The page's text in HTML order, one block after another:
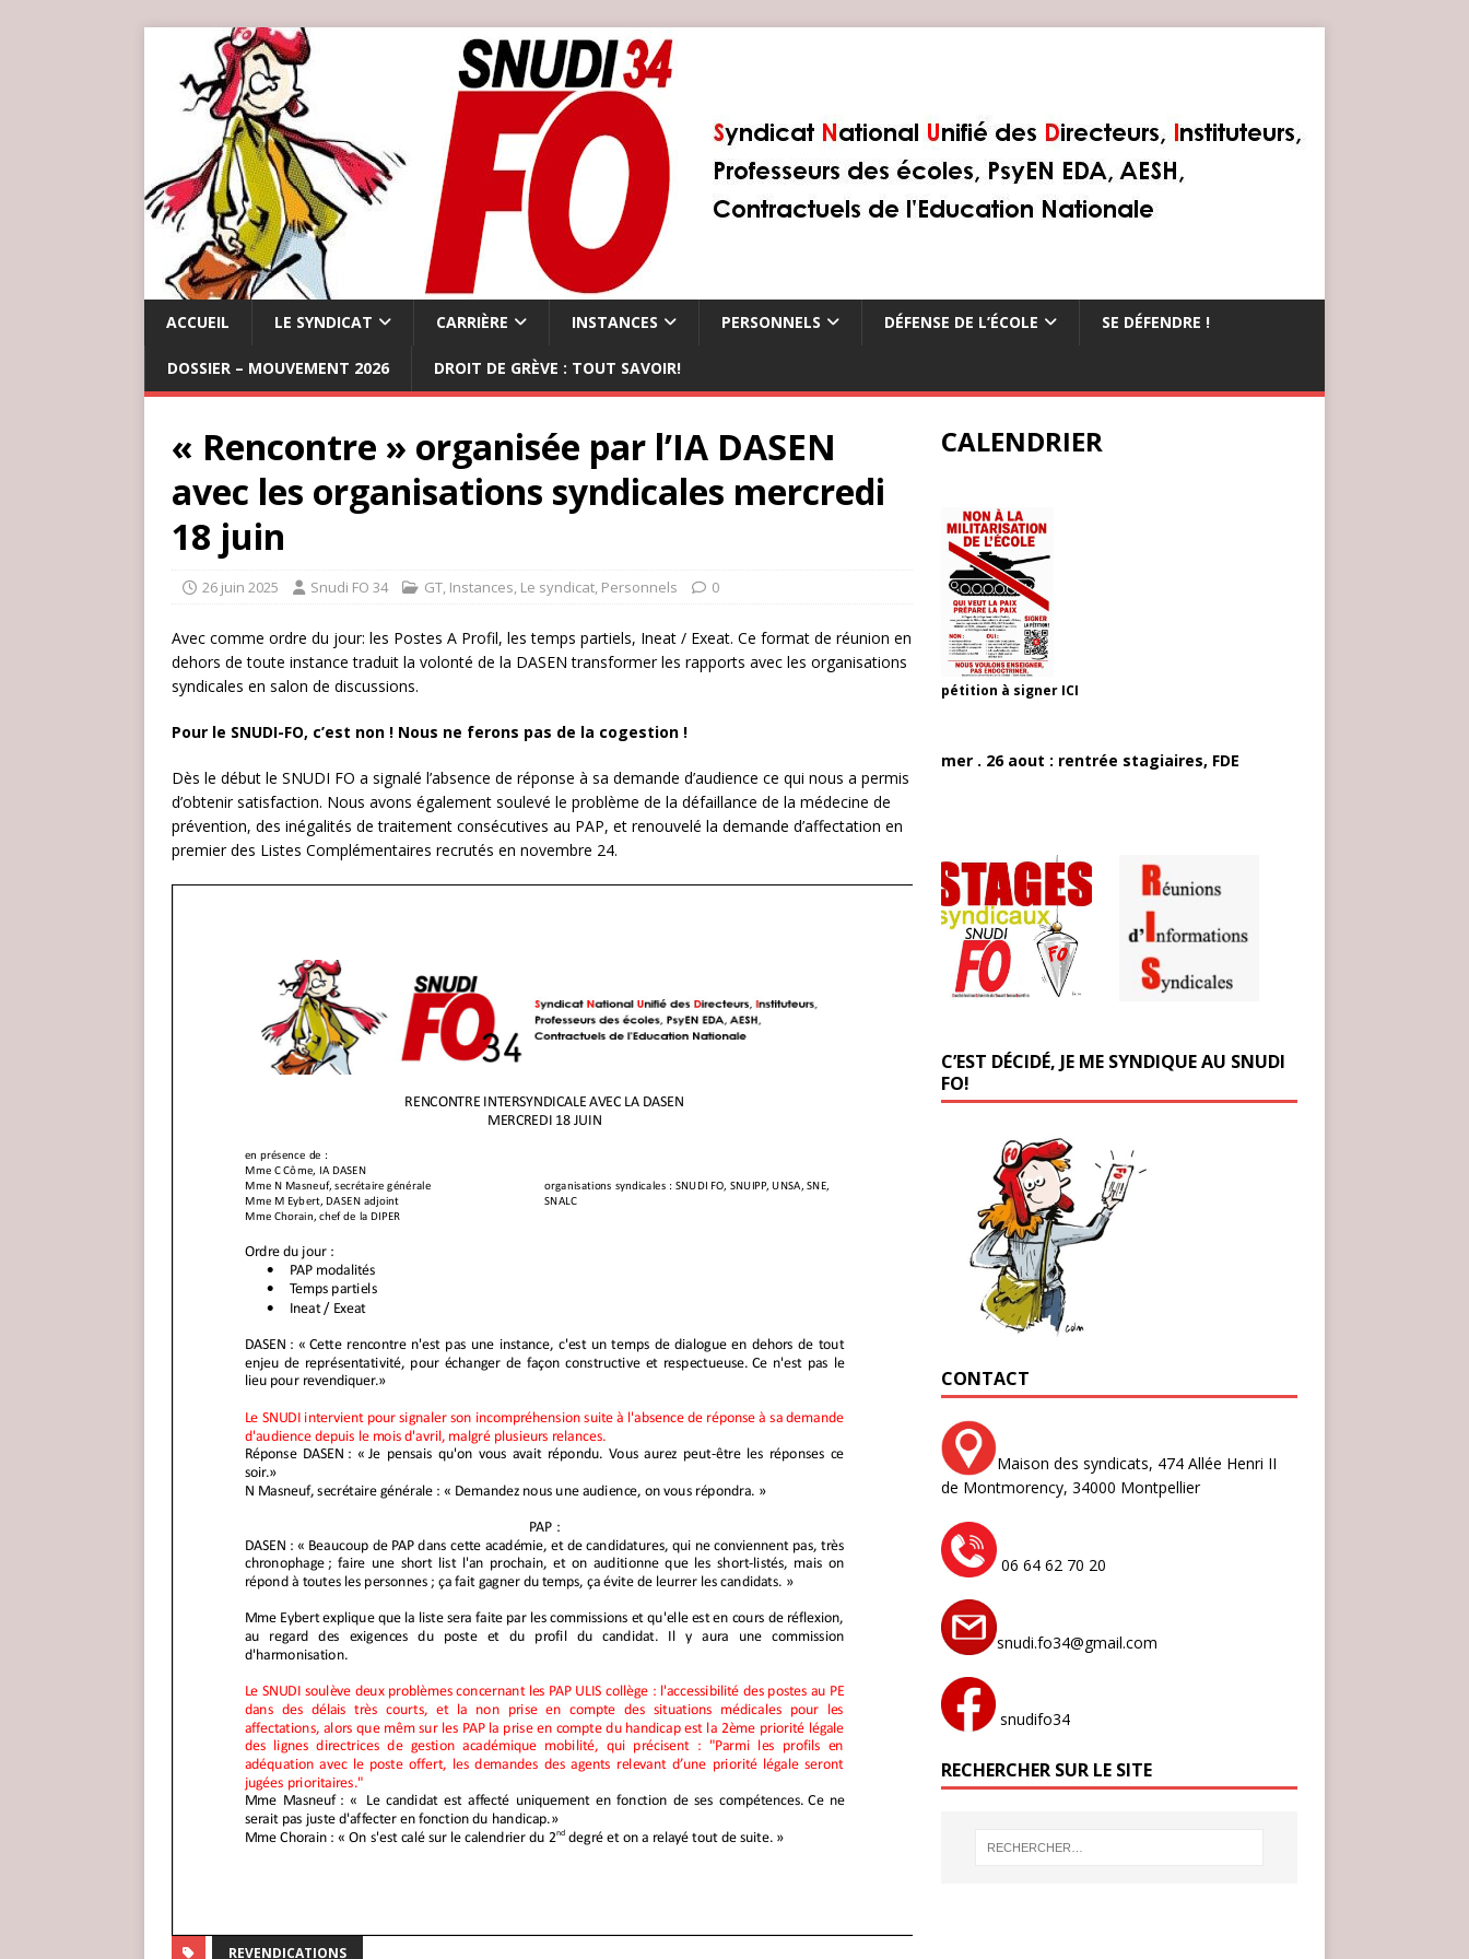
ACCUEIL LE SYNDICAT CARRIÈRE INSTANCES PERSONNELS DÉFENSE DE L’ÉCOLE SE DÉFENDRE !
DOSSIER – MOUVEMENT 2026 DROIT DE GRÈVE : TOUT SAVOIR!
« Rencontre » organisée par l’IA DASEN
avec les organisations syndicales mercredi
18 juin
26 juin 2025 Snudi FO 34 GT, Instances, Le syndicat, Personnels 0
Avec comme ordre du jour: les Postes A Profil, les temps partiels, Ineat / Exeat. Ce format de réunion en
dehors de toute instance traduit la volonté de la DASEN transformer les rapports avec les organisations
syndicales en salon de discussions.
Pour le SNUDI-FO, c’est non ! Nous ne ferons pas de la cogestion !
Dès le début le SNUDI FO a signalé l’absence de réponse à sa demande d’audience ce qui nous a permis
d’obtenir satisfaction. Nous avons également soulevé le problème de la défaillance de la médecine de
prévention, des inégalités de traitement consécutives au PAP, et renouvelé la demande d’affectation en
premier des Listes Complémentaires recrutés en novembre 24.
REVENDICATIONS
CALENDRIER
pétition à signer ICI
mer . 26 aout : rentrée stagiaires, FDE
C’EST DÉCIDÉ, JE ME SYNDIQUE AU SNUDI
FO!
CONTACT
Maison des syndicats, 474 Allée Henri II
de Montmorency, 34000 Montpellier
06 64 62 70 20
snudi.fo34@gmail.com
snudifo34
RECHERCHER SUR LE SITE